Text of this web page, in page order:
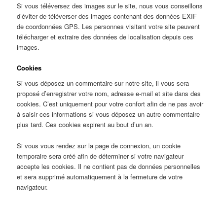
Si vous téléversez des images sur le site, nous vous conseillons
d’éviter de téléverser des images contenant des données EXIF
de coordonnées GPS. Les personnes visitant votre site peuvent
télécharger et extraire des données de localisation depuis ces
images.
Cookies
Si vous déposez un commentaire sur notre site, il vous sera
proposé d’enregistrer votre nom, adresse e-mail et site dans des
cookies. C’est uniquement pour votre confort afin de ne pas avoir
à saisir ces informations si vous déposez un autre commentaire
plus tard. Ces cookies expirent au bout d’un an.
Si vous vous rendez sur la page de connexion, un cookie
temporaire sera créé afin de déterminer si votre navigateur
accepte les cookies. Il ne contient pas de données personnelles
et sera supprimé automatiquement à la fermeture de votre
navigateur.